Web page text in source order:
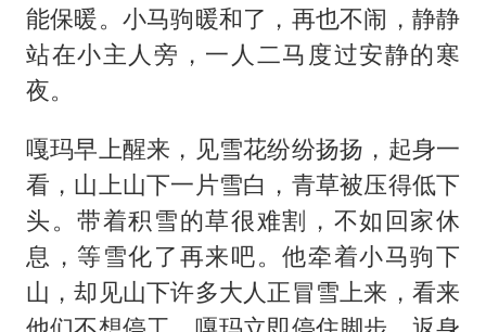
能保暖。小马驹暖和了，再也不闹，静静
站在小主人旁，一人二马度过安静的寒
夜。
嘎玛早上醒来，见雪花纷纷扬扬，起身一
看，山上山下一片雪白，青草被压得低下
头。带着积雪的草很难割，不如回家休
息，等雪化了再来吧。他牵着小马驹下
山，却见山下许多大人正冒雪上来，看来